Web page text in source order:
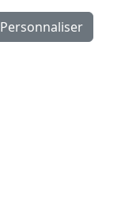
Personnaliser